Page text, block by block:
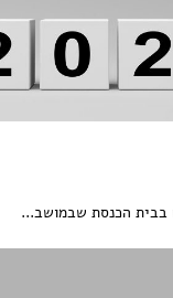
בבית הכנסת שבמושב...